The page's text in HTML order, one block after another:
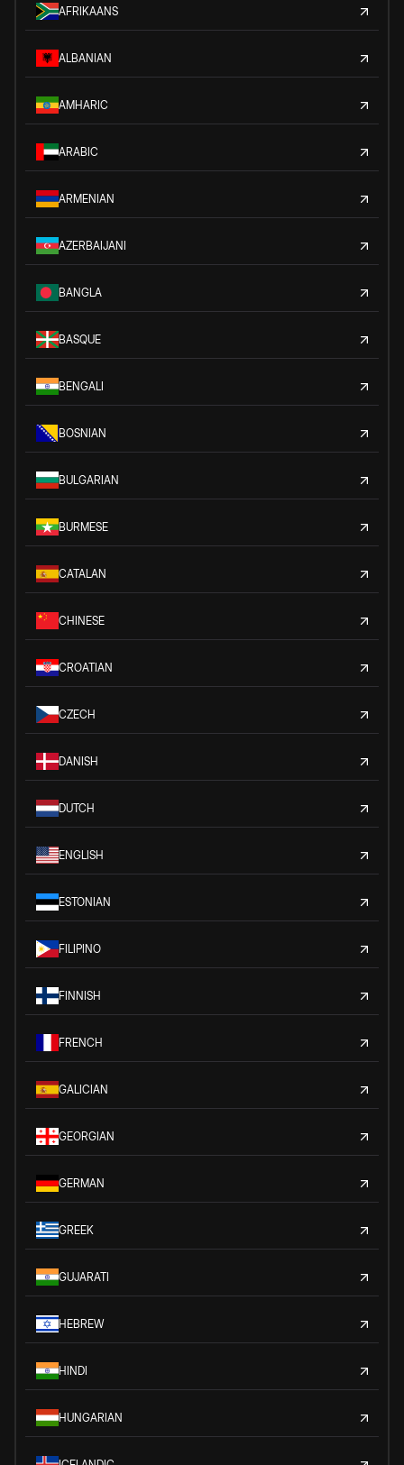
AFRIKAANS
ALBANIAN
AMHARIC
ARABIC
ARMENIAN
AZERBAIJANI
BANGLA
BASQUE
BENGALI
BOSNIAN
BULGARIAN
BURMESE
CATALAN
CHINESE
CROATIAN
CZECH
DANISH
DUTCH
ENGLISH
ESTONIAN
FILIPINO
FINNISH
FRENCH
GALICIAN
GEORGIAN
GERMAN
GREEK
GUJARATI
HEBREW
HINDI
HUNGARIAN